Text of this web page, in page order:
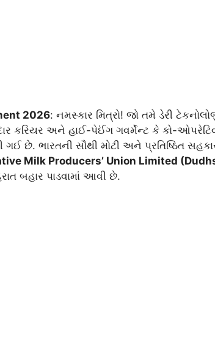
2026: નમસ્કાર મિત્રો! જો તમે ડેરી
કરિયર અને હાઈ-પેઈંગ ગવર્મેન્ટ કે કો-ઓપરેટિવ
છે. ભારતની સૌથી મોટી અને પ્રતિષ્ઠિત
Milk Producers’ Union Limited
બહાર પાડવામાં આવી છે.